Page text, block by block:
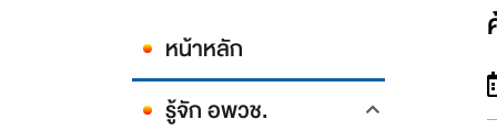
หน้าหลัก
รู้จัก อพวช.